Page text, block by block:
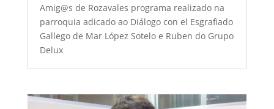
Amig@s de Rozavales programa realizado na
parroquia adicado ao Diálogo con el Esgrafiado
Gallego de Mar López Sotelo e Ruben do Grupo
Delux